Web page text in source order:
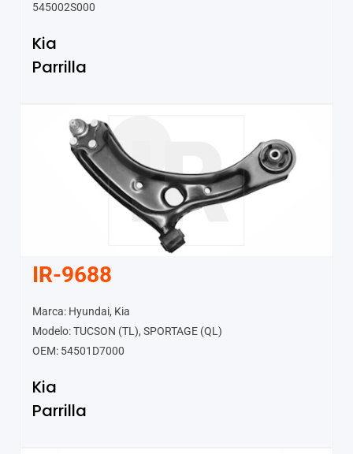
545002S000
Kia
Parrilla
IR-9688
Marca: Hyundai, Kia
Modelo: TUCSON (TL), SPORTAGE (QL)
OEM: 54501D7000
Kia
Parrilla